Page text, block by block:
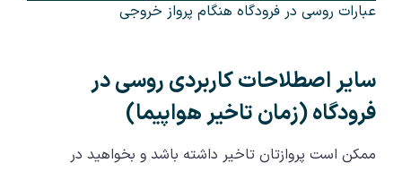
عبارات روسی در فرودگاه هنگام پرواز خروجی
سایر اصطلاحات کاربردی روسی در
فرودگاه (زمان تاخیر هواپیما)
ممکن است پروازتان تاخیر داشته باشد و بخواهید در